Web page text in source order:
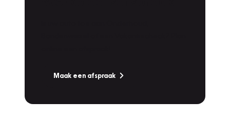
Maak een afspraak